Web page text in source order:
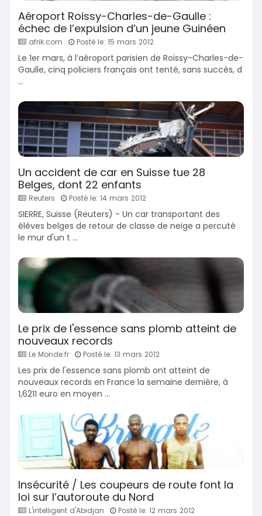
Aéroport Roissy-Charles-de-Gaulle :
échec de l’expulsion d’un jeune Guinéen
afrik.com Posté le: 15 mars 2012
Le 1er mars, à l’aéroport parisien de Roissy-Charles-de-
Gaulle, cinq policiers français ont tenté, sans succès, d
...
Un accident de car en Suisse tue 28
Belges, dont 22 enfants
Reuters Posté le: 14 mars 2012
SIERRE, Suisse (Reuters) - Un car transportant des
élèves belges de retour de classe de neige a percuté
le mur d'un t ...
Le prix de l'essence sans plomb atteint de
nouveaux records
Le Monde.fr Posté le: 13 mars 2012
Les prix de l'essence sans plomb ont atteint de
nouveaux records en France la semaine dernière, à
1,6211 euro en moyen ...
Insécurité / Les coupeurs de route font la
loi sur l’autoroute du Nord
L'intelligent d'Abidjan Posté le: 12 mars 2012